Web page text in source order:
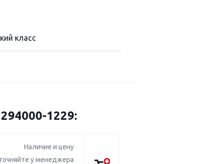
класс
1229:
Наличие и цену
у менеджера